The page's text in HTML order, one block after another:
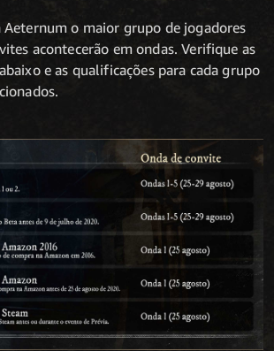
Aeternum o maior grupo de jogadores
acontecerão em ondas. Verifique as
e as qualificações para cada grupo